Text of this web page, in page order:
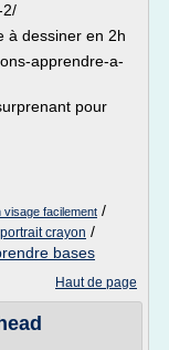
2/
à dessiner en 2h
apprendre-a-
pour
visage facilement /
crayon /
bases
Haut de page